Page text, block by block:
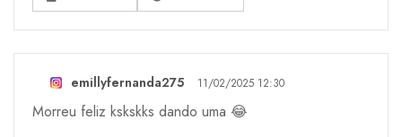
emillyfernanda275 11/02/2025 12:30
Morreu feliz kskskks dando uma 😂